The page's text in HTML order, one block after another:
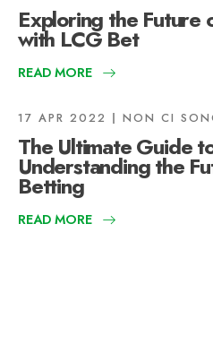
Exploring the Future
with LCG Bet
READ MORE
17 APR 2022 NON CI
The Ultimate Guide
Understanding the
Betting
READ MORE